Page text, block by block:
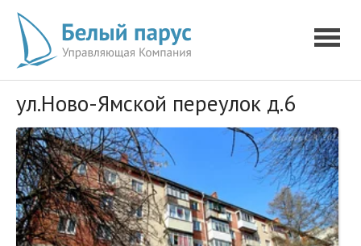
ул.Ново-Ямской переулок д.6